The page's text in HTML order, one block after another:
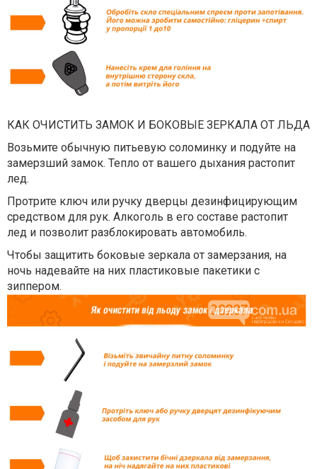
КАК ОЧИСТИТЬ ЗАМОК И БОКОВЫЕ ЗЕРКАЛА ОТ ЛЬДА
Возьмите обычную питьевую соломинку и подуйте на
замерзший замок. Тепло от вашего дыхания растопит
лед.
Протрите ключ или ручку дверцы дезинфицирующим
средством для рук. Алкоголь в его составе растопит
лед и позволит разблокировать автомобиль.
Чтобы защитить боковые зеркала от замерзания, на
ночь надевайте на них пластиковые пакетики с
зиппером.